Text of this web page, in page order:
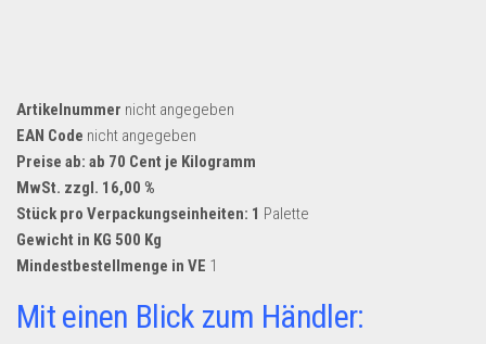
Artikelnummer nicht angegeben
EAN Code nicht angegeben
Preise ab: ab 70 Cent je Kilogramm
MwSt. zzgl. 16,00 %
Stück pro Verpackungseinheiten: 1 Palette
Gewicht in KG 500 Kg
Mindestbestellmenge in VE 1
Mit einen Blick zum Händler: